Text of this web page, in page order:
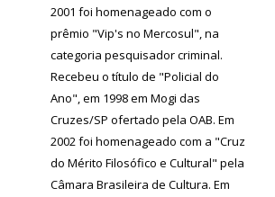
2001 foi homenageado com o
prêmio "Vip's no Mercosul", na
categoria pesquisador criminal.
Recebeu o título de "Policial do
Ano", em 1998 em Mogi das
Cruzes/SP ofertado pela OAB. Em
2002 foi homenageado com a "Cruz
do Mérito Filosófico e Cultural" pela
Câmara Brasileira de Cultura. Em